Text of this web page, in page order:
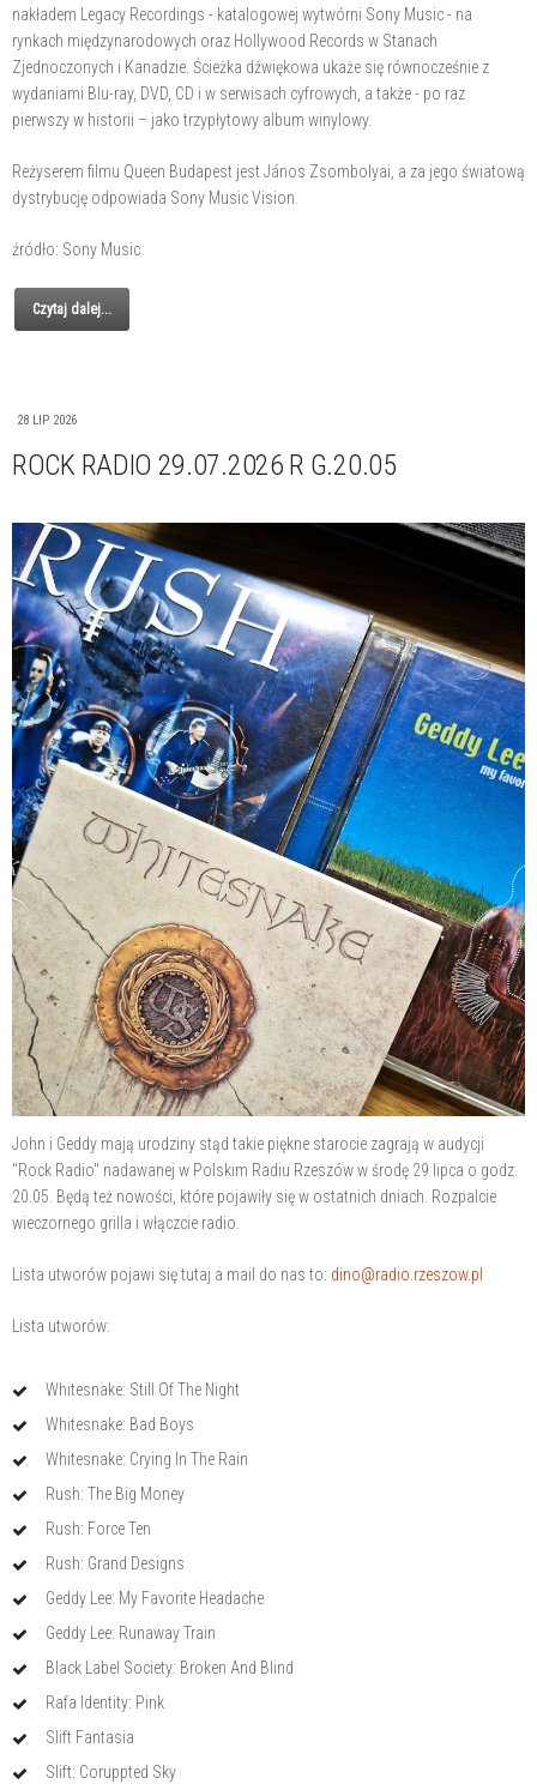
nakładem Legacy Recordings - katalogowej wytwórni Sony Music - na
rynkach międzynarodowych oraz Hollywood Records w Stanach
Zjednoczonych i Kanadzie. Ścieżka dźwiękowa ukaże się równocześnie z
wydaniami Blu-ray, DVD, CD i w serwisach cyfrowych, a także - po raz
pierwszy w historii – jako trzypłytowy album winylowy.
Reżyserem filmu Queen Budapest jest János Zsombolyai, a za jego światową
dystrybucję odpowiada Sony Music Vision.
źródło: Sony Music
Czytaj dalej...
28 LIP 2026
ROCK RADIO 29.07.2026 R G.20.05
John i Geddy mają urodziny stąd takie piękne starocie zagrają w audycji
"Rock Radio" nadawanej w Polskim Radiu Rzeszów w środę 29 lipca o godz.
20.05. Będą też nowości, które pojawiły się w ostatnich dniach. Rozpalcie
wieczornego grilla i włączcie radio.
Lista utworów pojawi się tutaj a mail do nas to: dino@radio.rzeszow.pl
Lista utworów:
Whitesnake: Still Of The Night
Whitesnake: Bad Boys
Whitesnake: Crying In The Rain
Rush: The Big Money
Rush: Force Ten
Rush: Grand Designs
Geddy Lee: My Favorite Headache
Geddy Lee: Runaway Train
Black Label Society: Broken And Blind
Rafa Identity: Pink
Slift Fantasia
Slift: Coruppted Sky